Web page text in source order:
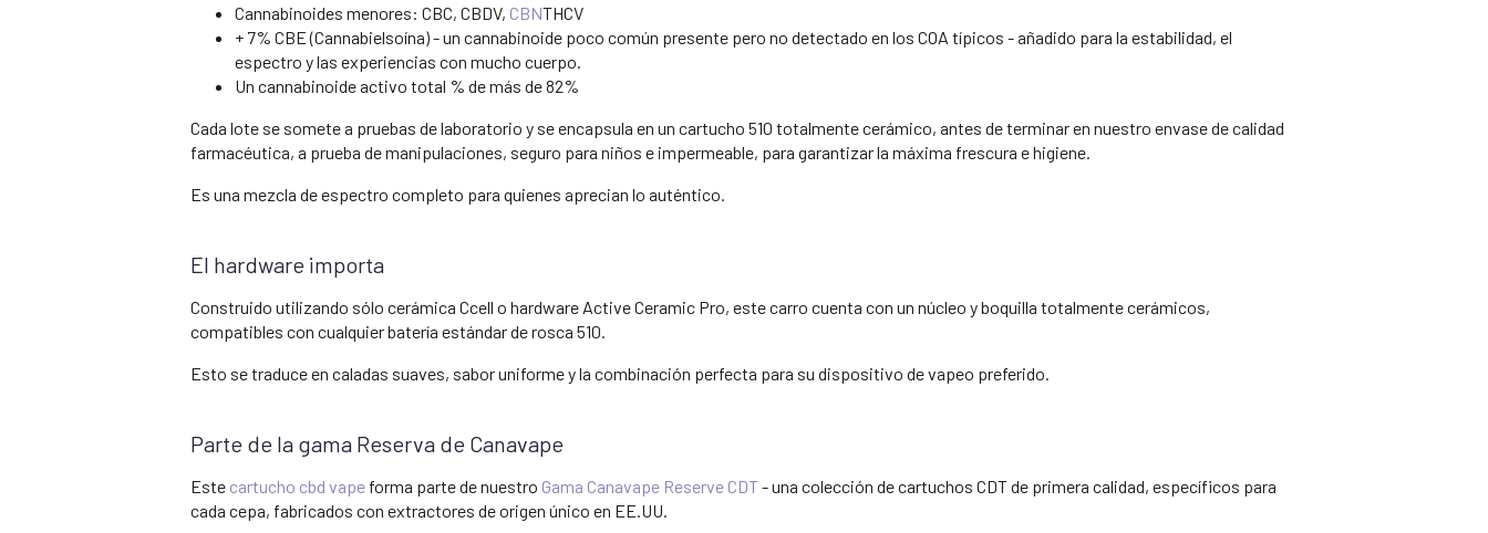
Cannabinoides menores: CBC, CBDV, CBNTHCV
+ 7% CBE (Cannabielsoína) - un cannabinoide poco común presente pero no detectado en los COA típicos - añadido para la estabilidad, el
espectro y las experiencias con mucho cuerpo.
Un cannabinoide activo total % de más de 82%
Cada lote se somete a pruebas de laboratorio y se encapsula en un cartucho 510 totalmente cerámico, antes de terminar en nuestro envase de calidad
farmacéutica, a prueba de manipulaciones, seguro para niños e impermeable, para garantizar la máxima frescura e higiene.
Es una mezcla de espectro completo para quienes aprecian lo auténtico.
El hardware importa
Construido utilizando sólo cerámica Ccell o hardware Active Ceramic Pro, este carro cuenta con un núcleo y boquilla totalmente cerámicos,
compatibles con cualquier batería estándar de rosca 510.
Esto se traduce en caladas suaves, sabor uniforme y la combinación perfecta para su dispositivo de vapeo preferido.
Parte de la gama Reserva de Canavape
Este cartucho cbd vape forma parte de nuestro Gama Canavape Reserve CDT- una colección de cartuchos CDT de primera calidad, específicos para
cada cepa, fabricados con extractores de origen único en EE.UU.